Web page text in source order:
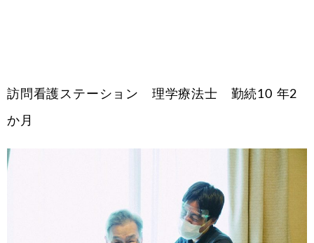
訪問看護ステーション 理学療法士 勤続10 年2
か月